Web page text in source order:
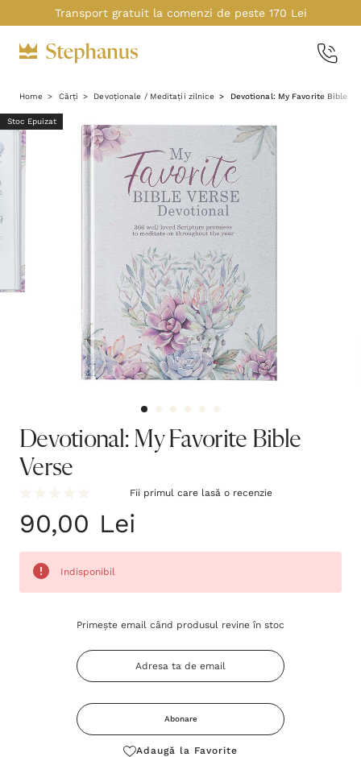
Transport gratuit la comenzi de peste 170 Lei
Home Cărți Devoționale / Meditații zilnice Devotional: My Favorite Bible
Stoc Epuizat
Devotional: My Favorite Bible
Verse
Fii primul care lasă o recenzie
90,00 Lei
Indisponibil
Primește email când produsul revine în stoc
Abonare
Adaugă la Favorite